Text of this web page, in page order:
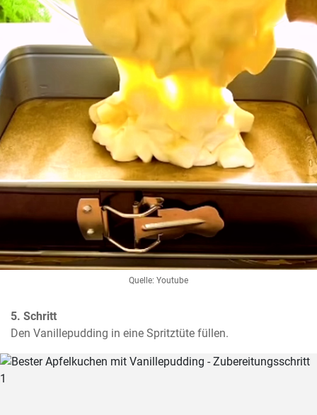
Quelle: Youtube
5. Schritt
Den Vanillepudding in eine Spritztüte füllen.